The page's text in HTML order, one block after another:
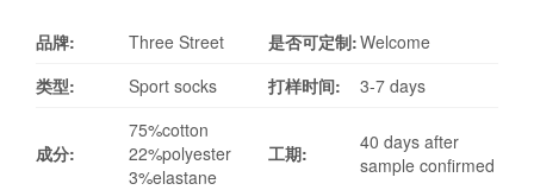
品牌: Three Street 是否可定制:Welcome
类型:
Sport socks 打样时间: 3-7 days
成分:
75%cotton
22%polyester
3%elastane
工期:
40 days after
sample confirmed